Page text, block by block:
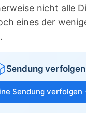
nicht alle
eines der
Sendung verfolgen
Sendung verfolgen